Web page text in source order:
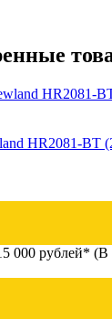
HR2081-BT
000 рублей*